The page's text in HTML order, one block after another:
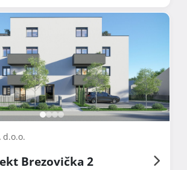
d.o.o.
Brezovička 2